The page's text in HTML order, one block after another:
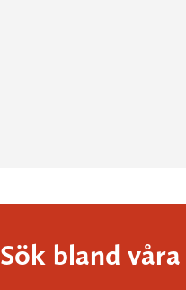
Sök bland våra